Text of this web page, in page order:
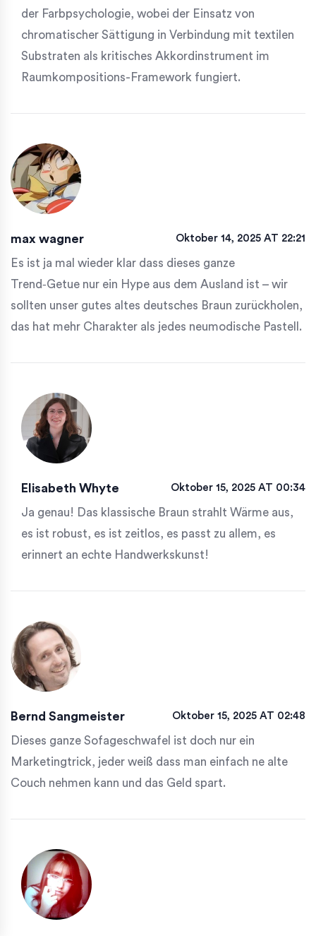
der Farbpsychologie, wobei der Einsatz von
chromatischer Sättigung in Verbindung mit textilen
Substraten als kritisches Akkordinstrument im
Raumkompositions-Framework fungiert.
max wagner Oktober 14, 2025 AT 22:21
Es ist ja mal wieder klar dass dieses ganze
Trend‑Getue nur ein Hype aus dem Ausland ist – wir
sollten unser gutes altes deutsches Braun zurückholen,
das hat mehr Charakter als jedes neumodische Pastell.
Elisabeth Whyte Oktober 15, 2025 AT 00:34
Ja genau! Das klassische Braun strahlt Wärme aus,
es ist robust, es ist zeitlos, es passt zu allem, es
erinnert an echte Handwerkskunst!
Bernd Sangmeister Oktober 15, 2025 AT 02:48
Dieses ganze Sofageschwafel ist doch nur ein
Marketingtrick, jeder weiß dass man einfach ne alte
Couch nehmen kann und das Geld spart.